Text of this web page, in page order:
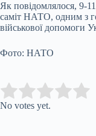
Як повідомлялося, 9-
саміт НАТО, одним з
військової допомоги
Фото: НАТО
Rate this item:
No votes yet.